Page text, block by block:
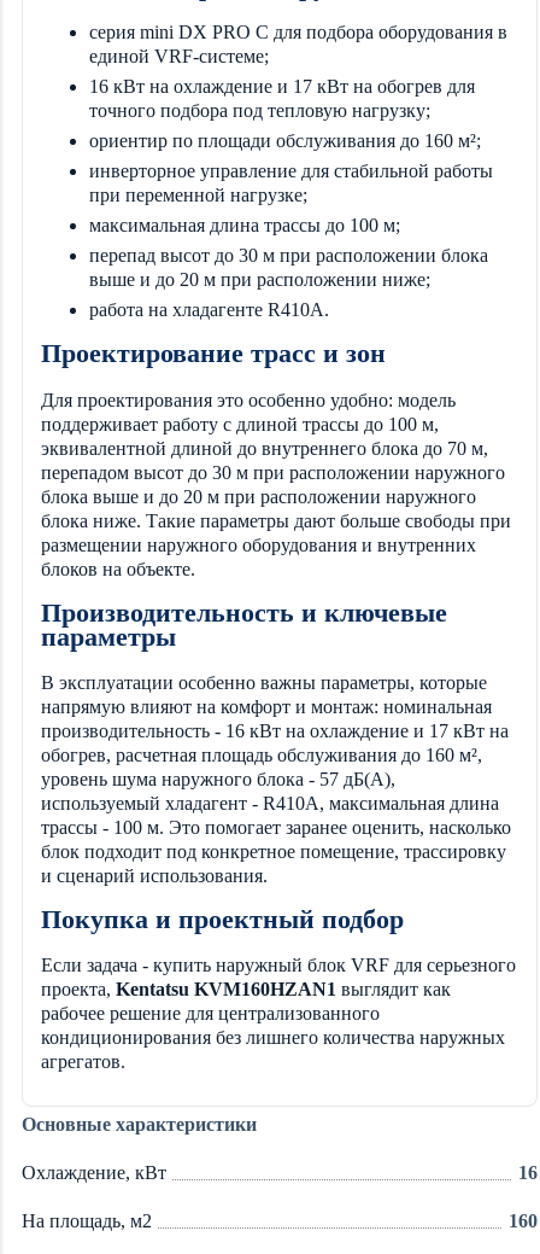
серия mini DX PRO C для подбора оборудования в
единой VRF-системе;
16 кВт на охлаждение и 17 кВт на обогрев для
точного подбора под тепловую нагрузку;
ориентир по площади обслуживания до 160 м²;
инверторное управление для стабильной работы
при переменной нагрузке;
максимальная длина трассы до 100 м;
перепад высот до 30 м при расположении блока
выше и до 20 м при расположении ниже;
работа на хладагенте R410A.
Проектирование трасс и зон
Для проектирования это особенно удобно: модель
поддерживает работу с длиной трассы до 100 м,
эквивалентной длиной до внутреннего блока до 70 м,
перепадом высот до 30 м при расположении наружного
блока выше и до 20 м при расположении наружного
блока ниже. Такие параметры дают больше свободы при
размещении наружного оборудования и внутренних
блоков на объекте.
Производительность и ключевые
параметры
В эксплуатации особенно важны параметры, которые
напрямую влияют на комфорт и монтаж: номинальная
производительность - 16 кВт на охлаждение и 17 кВт на
обогрев, расчетная площадь обслуживания до 160 м²,
уровень шума наружного блока - 57 дБ(А),
используемый хладагент - R410A, максимальная длина
трассы - 100 м. Это помогает заранее оценить, насколько
блок подходит под конкретное помещение, трассировку
и сценарий использования.
Покупка и проектный подбор
Если задача - купить наружный блок VRF для серьезного
проекта, Kentatsu KVM160HZAN1 выглядит как
рабочее решение для централизованного
кондиционирования без лишнего количества наружных
агрегатов.
Основные характеристики
Охлаждение, кВт 16
На площадь, м2 160